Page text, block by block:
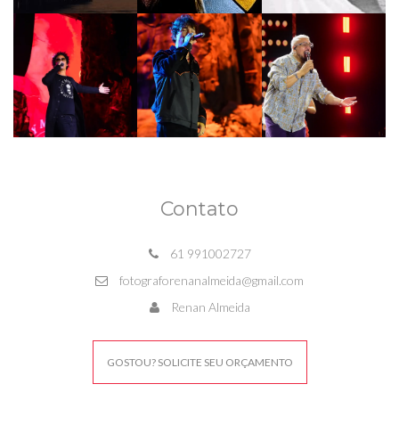
Contato
61 991002727
fotograforenanalmeida@gmail.com
Renan Almeida
GOSTOU? SOLICITE SEU ORÇAMENTO